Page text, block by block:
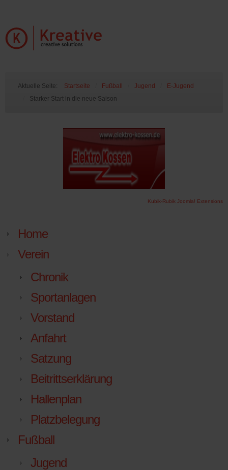
Aktuelle Seite: Startseite Fußball Jugend
E-Jugend
Starker Start in die neue Saison
Kubik-Rubik Joomla! Extensions
Home
Verein
Chronik
Sportanlagen
Vorstand
Anfahrt
Satzung
Beitrittserklärung
Hallenplan
Platzbelegung
Fußball
Jugend